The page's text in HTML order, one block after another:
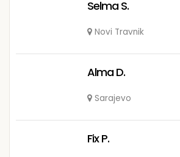
Selma S.
Novi Travnik
Alma D.
Sarajevo
Fix P.